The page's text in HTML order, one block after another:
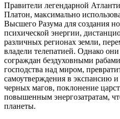
Правители легендарной
Платон, максимально
Высшего Разума для создания
психической энергии,
различных регионах земли,
владели телепатией. Однако
сограждан бездуховными
господства над миром,
самоутверждения в экспансию и
черных магов, поклонение
повышенным энергозатратам,
планеты.